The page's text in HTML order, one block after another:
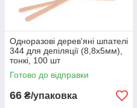
Одноразові дерев'яні шпателі
344 для депіляції (8,8х5мм),
тонкі, 100 шт
Готово до відправки
66 ₴/упаковка